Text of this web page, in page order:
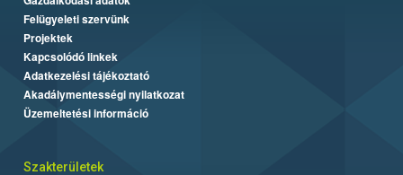
Felügyeleti szervünk
Projektek
Kapcsolódó linkek
Adatkezelési tájékoztató
Akadálymentességi nyilatkozat
Üzemeltetési információ
Szakterületek